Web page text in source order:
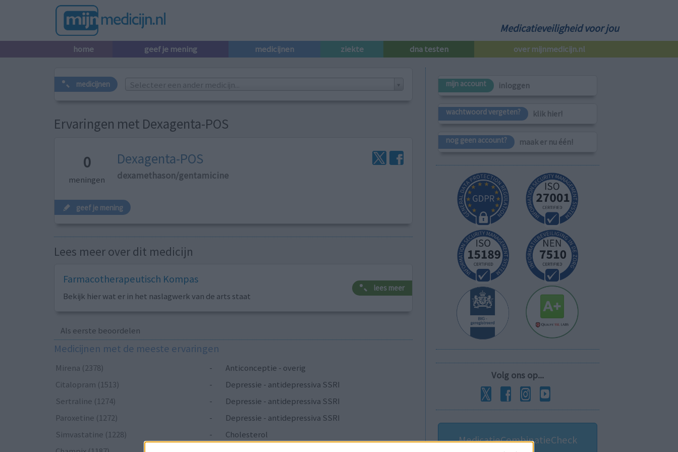
Medicatieveiligheid voor jou
home geef je mening medicijnen ziekte dna testen over mijnmedicijn.nl
medicijnen Selecteer een ander medicijn...
Ervaringen met Dexagenta-POS
0
meningen
Dexagenta-POS
dexamethason/gentamicine
geef je mening
Lees meer over dit medicijn
Farmacotherapeutisch Kompas
Bekijk hier wat er in het naslagwerk van de arts staat
lees meer
Als eerste beoordelen
Medicijnen met de meeste ervaringen
Mirena (2378) -
Anticonceptie - overig
Citalopram (1513)
-
Depressie - antidepressiva SSRI
Sertraline (1274)
-
Depressie - antidepressiva SSRI
Paroxetine (1272)
-
Depressie - antidepressiva SSRI
Simvastatine (1228)
-
Cholesterol
mijn account inloggen
wachtwoord vergeten? klik hier!
nog geen account? maak er nu één!
Volg ons op...
MedicatieCombinatieCheck